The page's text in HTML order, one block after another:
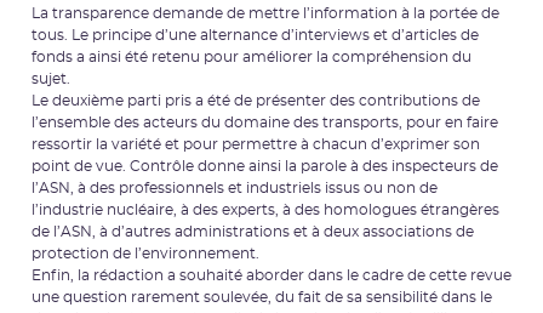
La transparence demande de mettre l’information à la portée de
tous. Le principe d’une alternance d’interviews et d’articles de
fonds a ainsi été retenu pour améliorer la compréhension du
sujet.
Le deuxième parti pris a été de présenter des contributions de
l’ensemble des acteurs du domaine des transports, pour en faire
ressortir la variété et pour permettre à chacun d’exprimer son
point de vue. Contrôle donne ainsi la parole à des inspecteurs de
l’ASN, à des professionnels et industriels issus ou non de
l’industrie nucléaire, à des experts, à des homologues étrangères
de l’ASN, à d’autres administrations et à deux associations de
protection de l’environnement.
Enfin, la rédaction a souhaité aborder dans le cadre de cette revue
une question rarement soulevée, du fait de sa sensibilité dans le